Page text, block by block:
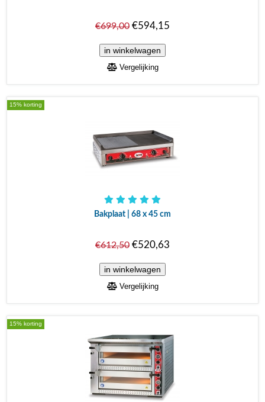
€699,00 €594,15
Vergelijking
15% korting
Bakplaat | 68 x 45 cm
€612,50 €520,63
Vergelijking
15% korting